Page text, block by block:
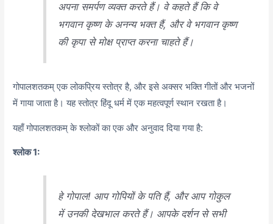
अपना समर्पण व्यक्त करते हैं। वे कहते हैं कि वे
भगवान कृष्ण के अनन्य भक्त हैं, और वे भगवान कृष्ण
की कृपा से मोक्ष प्राप्त करना चाहते हैं।
गोपालशतकम् एक लोकप्रिय स्तोत्र है, और इसे अक्सर भक्ति गीतों और भजनों
में गाया जाता है। यह स्तोत्र हिंदू धर्म में एक महत्वपूर्ण स्थान रखता है।
यहाँ गोपालशतकम् के श्लोकों का एक और अनुवाद दिया गया है:
श्लोक 1:
हे गोपाल! आप गोपियों के पति हैं, और आप गोकुल
में उनकी देखभाल करते हैं। आपके दर्शन से सभी